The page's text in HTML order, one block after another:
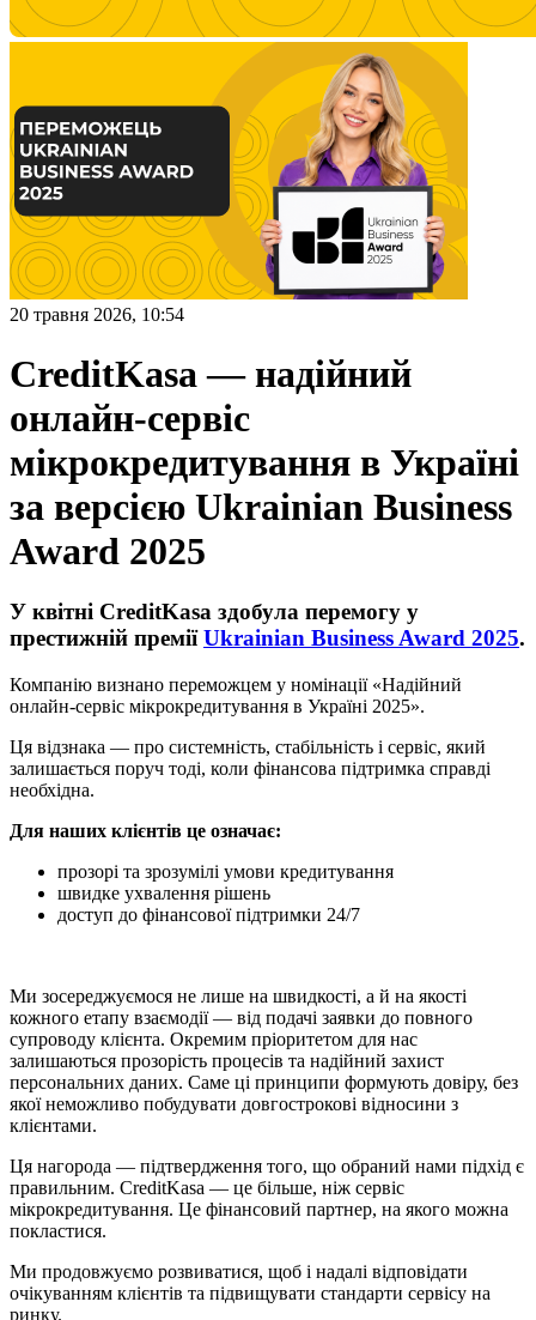
20 травня 2026, 10:54
CreditKasa — надійний
онлайн-сервіс
мікрокредитування в Україні
за версією Ukrainian Business
Award 2025
У квітні CreditKasa здобула перемогу у
престижній преміїUkrainian Business Award 2025.
Компанію визнано переможцем у номінації «Надійний
онлайн-сервіс мікрокредитування в Україні 2025».
Ця відзнака — про системність, стабільність і сервіс, який
залишається поруч тоді, коли фінансова підтримка справді
необхідна.
Для наших клієнтів це означає:
прозорі та зрозумілі умови кредитування
швидке ухвалення рішень
доступ до фінансової підтримки 24/7
Ми зосереджуємося не лише на швидкості, а й на якості
кожного етапу взаємодії — від подачі заявки до повного
супроводу клієнта. Окремим пріоритетом для нас
залишаються прозорість процесів та надійний захист
персональних даних. Саме ці принципи формують довіру, без
якої неможливо побудувати довгострокові відносини з
клієнтами.
Ця нагорода — підтвердження того, що обраний нами підхід є
правильним. CreditKasa — це більше, ніж сервіс
мікрокредитування. Це фінансовий партнер, на якого можна
покластися.
Ми продовжуємо розвиватися, щоб і надалі відповідати
очікуванням клієнтів та підвищувати стандарти сервісу на
ринку.